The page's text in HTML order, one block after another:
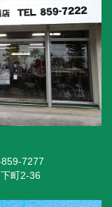
7277
町2-36